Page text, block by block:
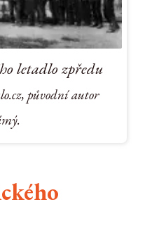
letadlo zpředu
původní autor